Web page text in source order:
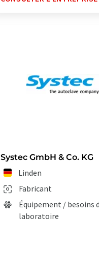
Systec GmbH & Co. KG
Linden
Fabricant
Équipement / besoins
laboratoire